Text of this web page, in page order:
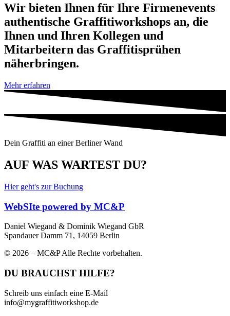
Wir bieten Ihnen für Ihre Firmenevents
authentische Graffitiworkshops an, die
Ihnen und Ihren Kollegen und
Mitarbeitern das Graffitisprühen
näherbringen.
Mehr erfahren
Dein Graffiti an einer Berliner Wand
AUF WAS WARTEST DU?
Hier geht's zur Buchung
WebSIte powered by MC&P
Daniel Wiegand & Dominik Wiegand GbR
Spandauer Damm 71, 14059 Berlin
© 2026 – MC&P Alle Rechte vorbehalten.
DU BRAUCHST HILFE?
Schreib uns einfach eine E-Mail
info@mygraffitiworkshop.de